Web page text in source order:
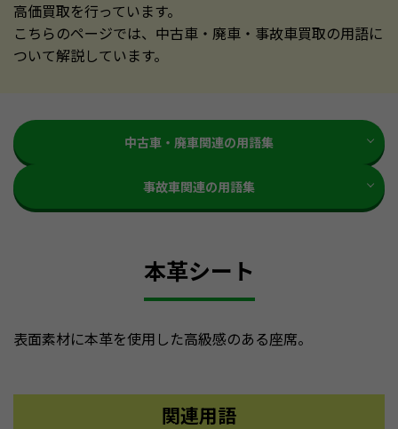
高価買取を行っています。
こちらのページでは、中古車・廃車・事故車買取の用語に
ついて解説しています。
中古車・廃車関連の用語集
事故車関連の用語集
本革シート
表面素材に本革を使用した高級感のある座席。
関連用語